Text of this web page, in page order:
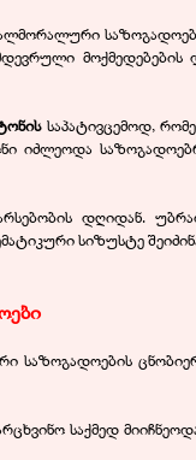
საპატივცემოდ,
იძლეოდა
დღიდან.
სიზუსტე
საქმედ